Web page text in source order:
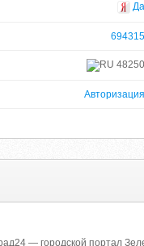
Да
694315
48250
Авторизация
— городской портал